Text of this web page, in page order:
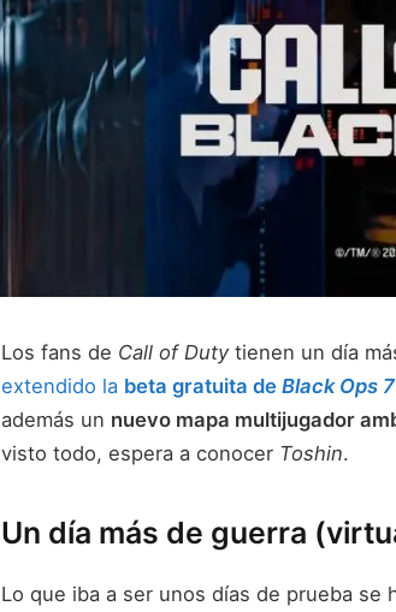
Los fans de Call of Dutytienen un día
extendido la beta gratuita de Black Ops 7
además un nuevo mapa multijugador
visto todo, espera a conocer Toshin.
Un día más de guerra
Lo que iba a ser unos días de prueba se